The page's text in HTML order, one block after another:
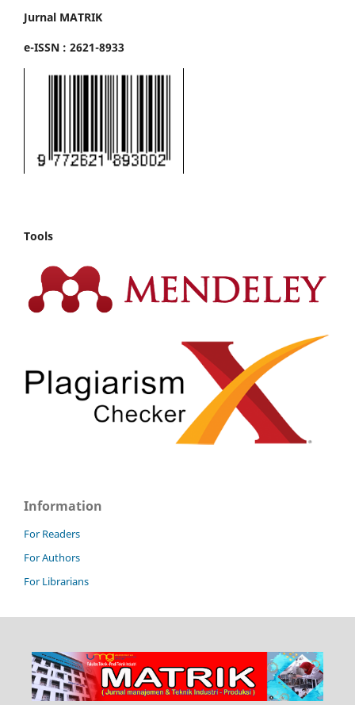
Jurnal MATRIK
e-ISSN : 2621-8933
Tools
Information
For Readers
For Authors
For Librarians